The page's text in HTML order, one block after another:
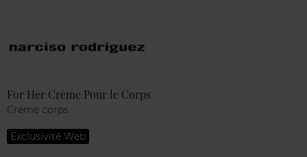
For Her Crème Pour le Corps
Crème corps
Exclusivité Web